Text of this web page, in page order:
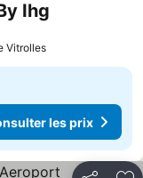
les prix
Ihg
Vitrolles
les prix